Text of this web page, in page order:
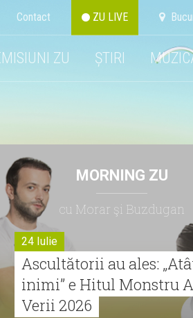
Contact ZU LIVE
ZU ȘTIRI
MORNING ZU
cu Morar şi Buzdugan
24 Iulie
Ascultătorii au ales:
inimi” e Hitul Monstru
Verii 2026